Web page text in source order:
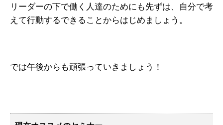
リーダーの下で働く人達のためにも先ずは、自分で考
えて行動するできることからはじめましょう。
では午後からも頑張っていきましょう！